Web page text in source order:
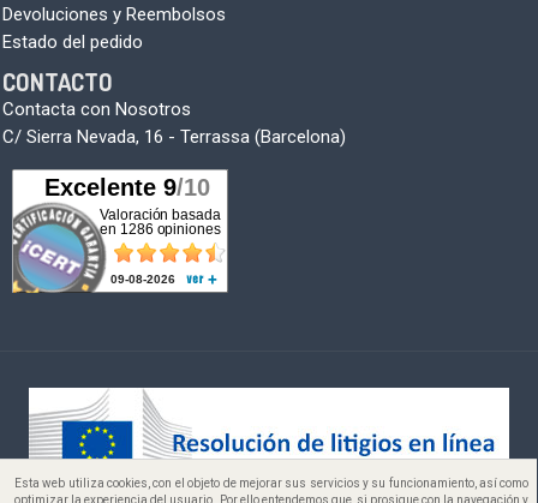
Devoluciones y Reembolsos
Estado del pedido
CONTACTO
Contacta con Nosotros
C/ Sierra Nevada, 16 - Terrassa (Barcelona)
Copyright © 2005-2026
Esta web utiliza cookies, con el objeto de mejorar sus servicios y su funcionamiento, así como
optimizar la experiencia del usuario. Por ello entendemos que, si prosigue con la navegación y